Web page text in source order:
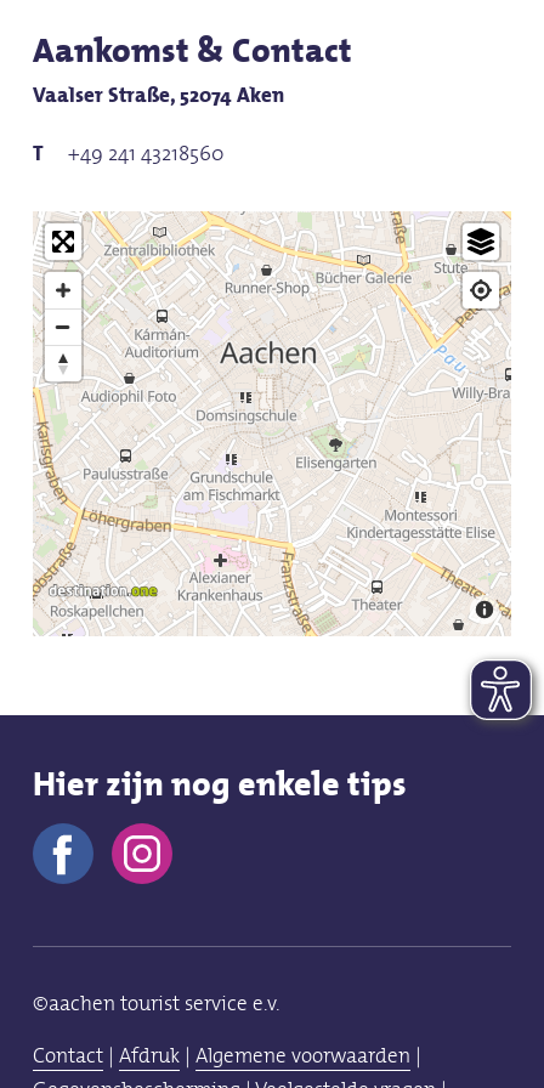
Aankomst & Contact
Vaalser Straße, 52074 Aken
+49 241 43218560
Hier zijn nog enkele tips
©aachen tourist service e.v.
Contact | Afdruk | Algemene voorwaarden |